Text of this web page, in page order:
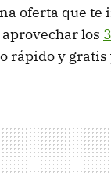
oferta que te
los
rápido y gratis